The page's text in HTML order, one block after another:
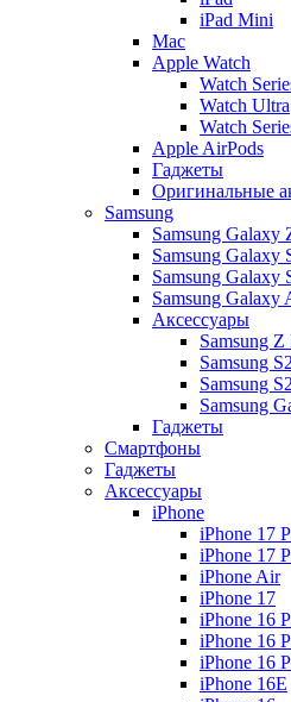
iPad Mini
Mac
Apple Watch
Watch
Watch Ultra
Watch
Apple AirPods
Гаджеты
Оригинальные
Samsung
Samsung Galaxy
Samsung Galaxy
Samsung Galaxy
Samsung Galaxy
Аксессуары
Samsung Z
Samsung
Samsung
Samsung
Гаджеты
Смартфоны
Гаджеты
Аксессуары
iPhone
iPhone 17
iPhone 17
iPhone Air
iPhone 17
iPhone 16
iPhone 16
iPhone 16
iPhone 16E